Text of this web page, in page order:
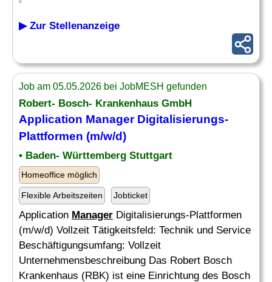
▶ Zur Stellenanzeige
Job am 05.05.2026 bei JobMESH gefunden
Robert- Bosch- Krankenhaus GmbH
Application ManagerDigitalisierungs-
Plattformen (m/w/d)
• Baden- Württemberg Stuttgart
Homeoffice möglich
Flexible Arbeitszeiten Jobticket
Application Manager Digitalisierungs-Plattformen
(m/w/d) Vollzeit Tätigkeitsfeld: Technik und Service
Beschäftigungsumfang: Vollzeit
Unternehmensbeschreibung Das Robert Bosch
Krankenhaus (RBK) ist eine Einrichtung des Bosch